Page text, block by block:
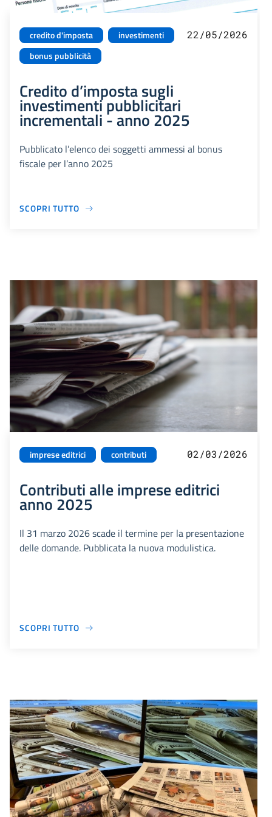
credito d'imposta
investimenti
bonus pubblicità
22/05/2026
Credito d’imposta sugli
investimenti pubblicitari
incrementali - anno 2025
Pubblicato l’elenco dei soggetti ammessi al bonus
fiscale per l’anno 2025
SCOPRI TUTTO
imprese editrici contributi 02/03/2026
Contributi alle imprese editrici
anno 2025
Il 31 marzo 2026 scade il termine per la presentazione
delle domande. Pubblicata la nuova modulistica.
SCOPRI TUTTO